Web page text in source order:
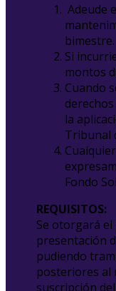
Adeude
bimestre.
Si
montos
Cuando
la
Tribunal
Fondo
REQUISITOS:
Se otorgará
presentación
pudiendo
posteriores al
suscripción